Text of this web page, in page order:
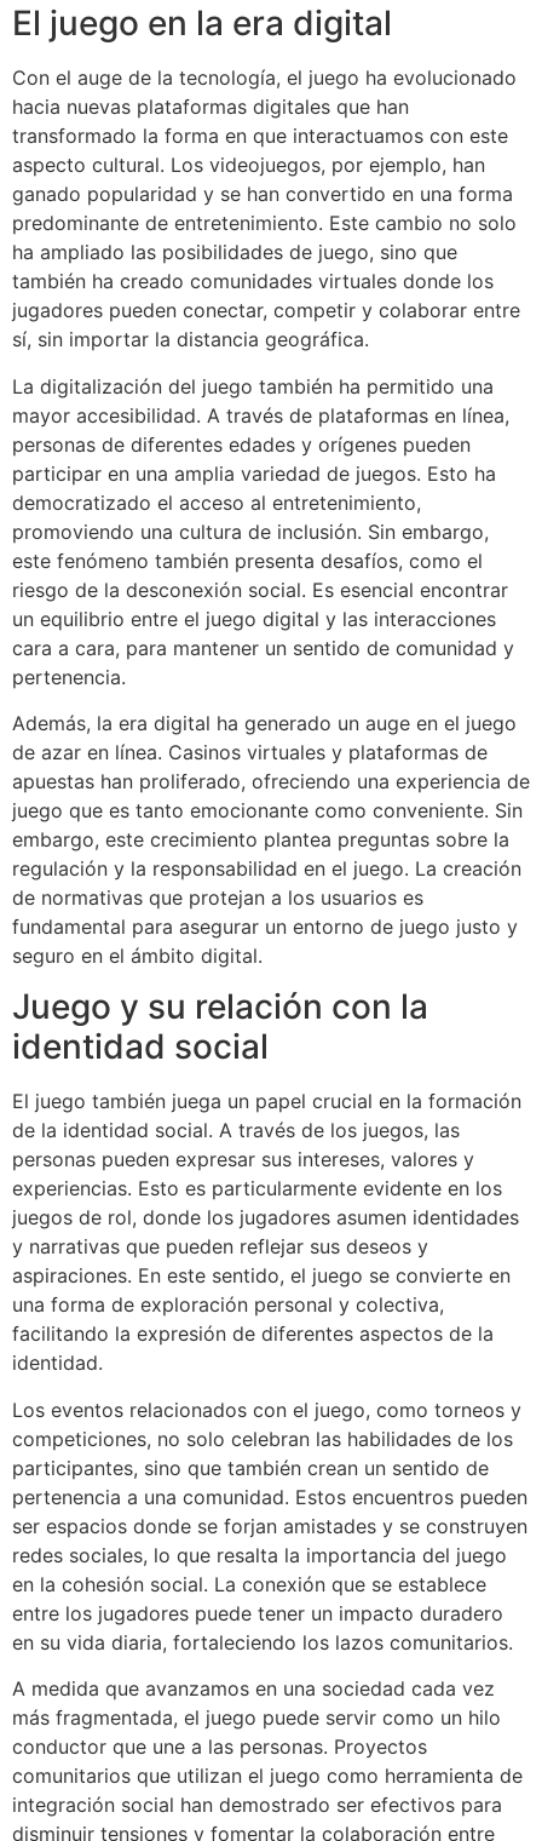
El juego en la era digital
Con el auge de la tecnología, el juego ha evolucionado
hacia nuevas plataformas digitales que han
transformado la forma en que interactuamos con este
aspecto cultural. Los videojuegos, por ejemplo, han
ganado popularidad y se han convertido en una forma
predominante de entretenimiento. Este cambio no solo
ha ampliado las posibilidades de juego, sino que
también ha creado comunidades virtuales donde los
jugadores pueden conectar, competir y colaborar entre
sí, sin importar la distancia geográfica.
La digitalización del juego también ha permitido una
mayor accesibilidad. A través de plataformas en línea,
personas de diferentes edades y orígenes pueden
participar en una amplia variedad de juegos. Esto ha
democratizado el acceso al entretenimiento,
promoviendo una cultura de inclusión. Sin embargo,
este fenómeno también presenta desafíos, como el
riesgo de la desconexión social. Es esencial encontrar
un equilibrio entre el juego digital y las interacciones
cara a cara, para mantener un sentido de comunidad y
pertenencia.
Además, la era digital ha generado un auge en el juego
de azar en línea. Casinos virtuales y plataformas de
apuestas han proliferado, ofreciendo una experiencia de
juego que es tanto emocionante como conveniente. Sin
embargo, este crecimiento plantea preguntas sobre la
regulación y la responsabilidad en el juego. La creación
de normativas que protejan a los usuarios es
fundamental para asegurar un entorno de juego justo y
seguro en el ámbito digital.
Juego y su relación con la
identidad social
El juego también juega un papel crucial en la formación
de la identidad social. A través de los juegos, las
personas pueden expresar sus intereses, valores y
experiencias. Esto es particularmente evidente en los
juegos de rol, donde los jugadores asumen identidades
y narrativas que pueden reflejar sus deseos y
aspiraciones. En este sentido, el juego se convierte en
una forma de exploración personal y colectiva,
facilitando la expresión de diferentes aspectos de la
identidad.
Los eventos relacionados con el juego, como torneos y
competiciones, no solo celebran las habilidades de los
participantes, sino que también crean un sentido de
pertenencia a una comunidad. Estos encuentros pueden
ser espacios donde se forjan amistades y se construyen
redes sociales, lo que resalta la importancia del juego
en la cohesión social. La conexión que se establece
entre los jugadores puede tener un impacto duradero
en su vida diaria, fortaleciendo los lazos comunitarios.
A medida que avanzamos en una sociedad cada vez
más fragmentada, el juego puede servir como un hilo
conductor que une a las personas. Proyectos
comunitarios que utilizan el juego como herramienta de
integración social han demostrado ser efectivos para
disminuir tensiones y fomentar la colaboración entre